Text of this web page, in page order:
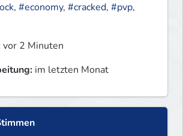
, #economy, #cracked, #pvp,
vor 2 Minuten
im letzten Monat